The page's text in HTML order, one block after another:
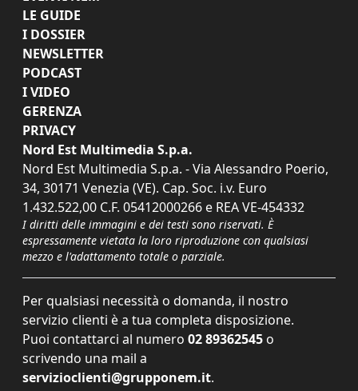
LE GUIDE
I DOSSIER
NEWSLETTER
PODCAST
I VIDEO
GERENZA
PRIVACY
Nord Est Multimedia S.p.a.
Nord Est Multimedia S.p.a. - Via Alessandro Poerio,
34, 30171 Venezia (VE). Cap. Soc. i.v. Euro
1.432.522,00 C.F. 05412000266 e REA VE-454332
I diritti delle immagini e dei testi sono riservati. È
espressamente vietata la loro riproduzione con qualsiasi
mezzo e l'adattamento totale o parziale.
Per qualsiasi necessità o domanda, il nostro
servizio clienti è a tua completa disposizione.
Puoi contattarci al numero 02 89362545 o
scrivendo una mail a
servizioclienti@grupponem.it.